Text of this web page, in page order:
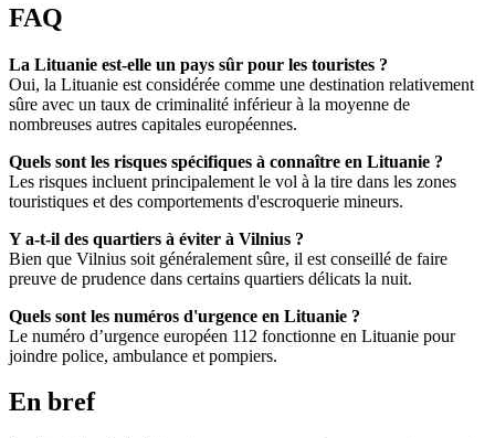
FAQ
La Lituanie est-elle un pays sûr pour les touristes ?
Oui, la Lituanie est considérée comme une destination relativement
sûre avec un taux de criminalité inférieur à la moyenne de
nombreuses autres capitales européennes.
Quels sont les risques spécifiques à connaître en Lituanie ?
Les risques incluent principalement le vol à la tire dans les zones
touristiques et des comportements d'escroquerie mineurs.
Y a-t-il des quartiers à éviter à Vilnius ?
Bien que Vilnius soit généralement sûre, il est conseillé de faire
preuve de prudence dans certains quartiers délicats la nuit.
Quels sont les numéros d'urgence en Lituanie ?
Le numéro d’urgence européen 112 fonctionne en Lituanie pour
joindre police, ambulance et pompiers.
En bref